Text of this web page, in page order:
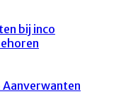
bij inco